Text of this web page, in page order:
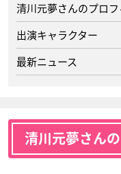
清川元夢さんのプロ
出演キャラクター
最新ニュース
清川元夢さん